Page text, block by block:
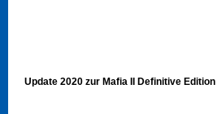
Update 2020 zur Mafia II Definitive Edition